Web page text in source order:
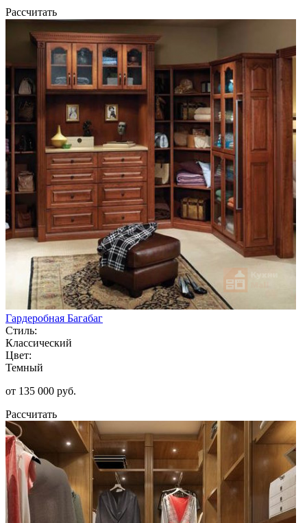
Рассчитать
Гардеробная Багабаг
Стиль:
Классический
Цвет:
Темный
от 135 000 руб.
Рассчитать